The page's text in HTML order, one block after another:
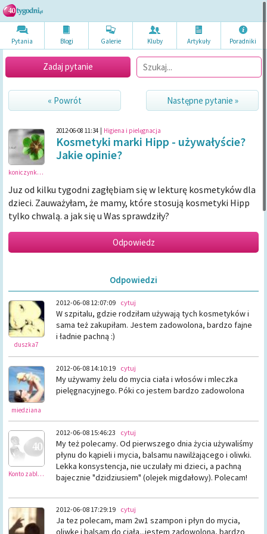
Pytania Blogi Galerie Kluby Artykuły Poradniki
Zadaj pytanie
« Powrót Następne pytanie »
koniczynka87
2012-06-08 11:34 Higiena i pielęgnacja
Kosmetyki marki Hipp - używałyście?
Jakie opinie?
Juz od kilku tygodni zagłębiam się w lekturę kosmetyków dla
dzieci. Zauważyłam, że mamy, które stosują kosmetyki Hipp
tylko chwalą. a jak się u Was sprawdziły?
Odpowiedzi
duszka7
2012-06-08 12:07:09 cytuj
W szpitalu, gdzie rodziłam używają tych kosmetyków i
sama też zakupiłam. Jestem zadowolona, bardzo fajne
i ładnie pachną :)
miedziana
2012-06-08 14:10:19 cytuj
My używamy żelu do mycia ciała i włosów i mleczka
pielęgnacyjnego. Póki co jestem bardzo zadowolona
Konto zablokowane
2012-06-08 15:46:23 cytuj
My też polecamy. Od pierwszego dnia życia używaliśmy
płynu do kąpieli i mycia, balsamu nawilżającego i oliwki.
Lekka konsystencja, nie uczulały mi dzieci, a pachną
bajecznie "dzidziusiem" (olejek migdałowy). Polecam!
2012-06-08 17:29:19 cytuj
Ja tez polecam, mam 2w1 szampon i płyn do mycia,
oliwkę i balsam do ciała...jestem zadowolona, bardzo